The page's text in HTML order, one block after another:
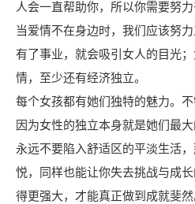
人会一直帮助你，所以你需要努力
当爱情不在身边时，我们应该努
有了事业，就会吸引女人的目光
情，至少还有经济独立。
每个女孩都有她们独特的魅力。
因为女性的独立本身就是她们最大
永远不要陷入舒适区的平淡生活
悦，同样也能让你失去挑战与成
得更强大，才能真正做到成就斐然